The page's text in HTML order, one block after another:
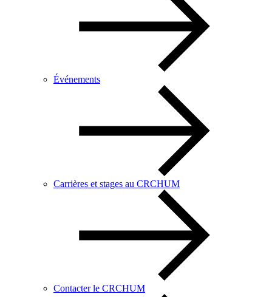
Événements
Carrières et stages au CRCHUM
Contacter le CRCHUM